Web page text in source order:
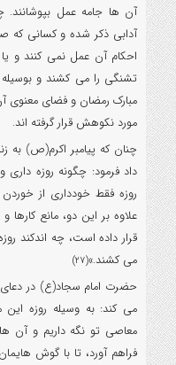
آن ها جامه عمل بپوشانند.
آدابی ذکر شده و کسانی که
احکام آن عمل نمی کنند و
تشنگی را می کشند و بوسیله
مبارک رمضان و فضای معنوی
مورد نکوهش قرار گرفته اند.
چنان که پیامبر اکرم(ص) به
داد فرمود: چگونه روزه
روزه فقط خودداری از
علاوه بر این دو، مانع
قرار داده است، چه اندکند
می کشند.»(27)
حضرت امام سجاد(ع) در
می کند: به وسیله روزه این
معاصی تو نگه داریم و آن
فراهم آورد، تا با گوش